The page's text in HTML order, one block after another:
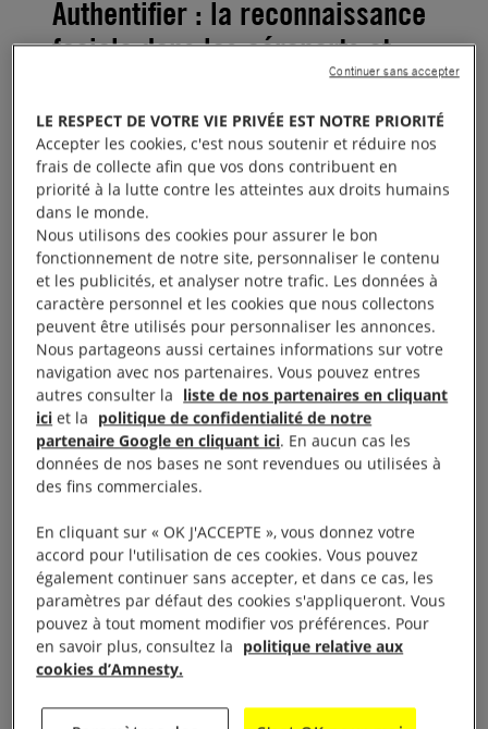
Authentifier : la reconnaissance
faciale dans les aéroports et
La reconnaissance faciale à des fins
d’authentification est déployée pour vérifier que la
personne est bien celle qu’elle prétend être.
Passage d’un portique à l’aéroport qui compare
votre visage à la photo de votre passeport,
déverrouillage de votre téléphone grâce aux
capteurs de votre visage… C’est ce qu’on appelle la
reconnaissance faciale à des fins d’authentification.
Nous ne demandons pas l’interdiction de cet usage
car il ne s’agit pas de surveillance de masse et que
la personne peut donner son consentement.
Cependant, pour que la reconnaissance faciale à
des fins d’authentification soit utilisée, elle doit être
conforme au règlement général sur la protection des
données personnelles (RGPD).
Identifier : la reconnaissance
faciale dans l’espace public,
LE RESPECT DE VOTRE VIE PRIVÉE EST NOTRE PRIORITÉ
Accepter les cookies, c'est nous soutenir et réduire nos
frais de collecte afin que vos dons contribuent en
priorité à la lutte contre les atteintes aux droits humains
dans le monde.
Nous utilisons des cookies pour assurer le bon
fonctionnement de notre site, personnaliser le contenu
et les publicités, et analyser notre trafic. Les données à
caractère personnel et les cookies que nous collectons
peuvent être utilisés pour personnaliser les annonces.
Nous partageons aussi certaines informations sur votre
navigation avec nos partenaires. Vous pouvez entres
autres consulter la liste de nos partenaires en cliquant
ici et la politique de confidentialité de notre
partenaire Google en cliquant ici. En aucun cas les
données de nos bases ne sont revendues ou utilisées à
des fins commerciales.
En cliquant sur « OK J'ACCEPTE », vous donnez votre
accord pour l'utilisation de ces cookies. Vous pouvez
également continuer sans accepter, et dans ce cas, les
paramètres par défaut des cookies s'appliqueront. Vous
pouvez à tout moment modifier vos préférences. Pour
en savoir plus, consultez la politique relative aux
cookies d’Amnesty.
Continuer sans accepter